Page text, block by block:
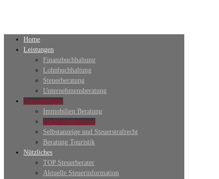
Home
Leistungen
Finanzbuchhaltung
Lohnbuchhaltung
Steuerberatung
Unternehmensberatung
Spezialgebiete
Immobilien Beratung
Nachfolgeberatung
Selbstanzeige und Steuerstrafrecht
Beratung Touristik
Nützliches
TOP Steuerberater
Aktuelle Steuerinformation